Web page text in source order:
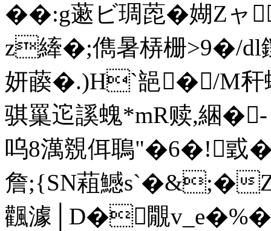
��:g藗ビ琱萞�媩Zャ
z縴�;儁暑梇栅>9�/
妍藈�.)H`郶�/M秆蝡
骐罺迱謑螝*mR赎,綑
呜8澫覫佴鵈"�6�!戜
詹;{SN蒩鱤s`�&;�
飌澽│D�覵